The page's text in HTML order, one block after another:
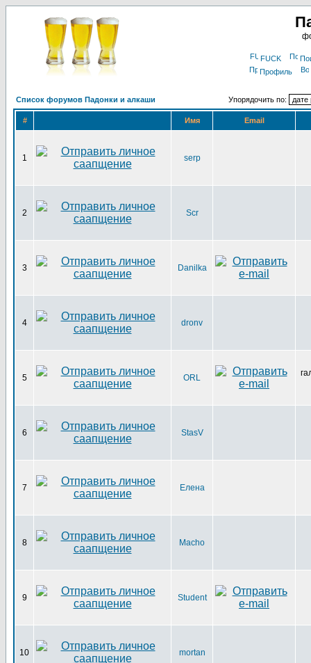
FUCK
Профиль
Список форумов Падонки и алкаши Упорядочить по:
# Имя Email
1 serp
2 Scr
3 Danilka
4 dronv
5 ORL
6 StasV
7 Елена
8 Macho
9 Student
10 mortan